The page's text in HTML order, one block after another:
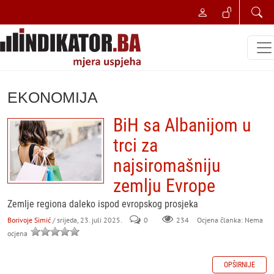
EKONOMIJA
BiH sa Albanijom u
trci za
najsiromašniju
zemlju Evrope
Zemlje regiona daleko ispod evropskog prosjeka
Borivoje Simić / srijeda, 23. juli 2025. 0 234
Ocjena članka: Nema
ocjena
OPŠIRNIJE